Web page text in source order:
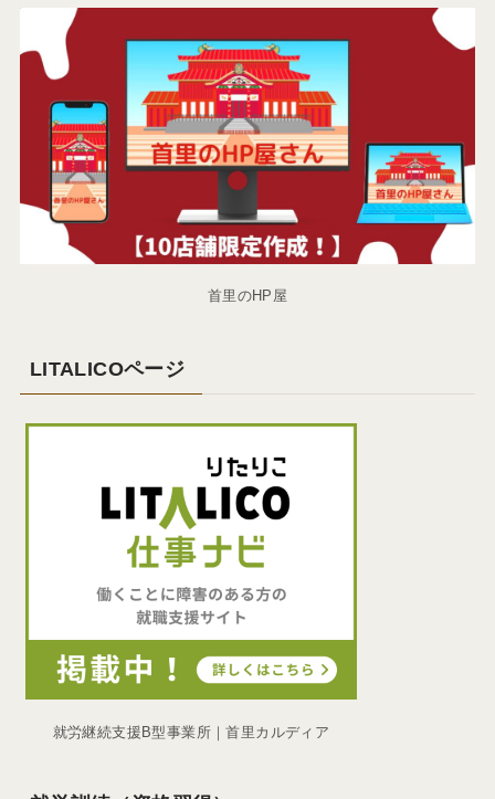
首里のHP屋
LITALICOページ
就労継続支援B型事業所｜首里カルディア